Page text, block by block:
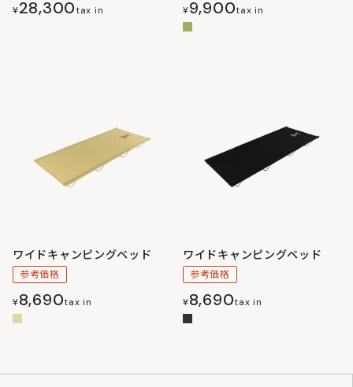
¥28,300tax in ¥9,900tax in
ワイドキャンピングベッド
参考価格
¥8,690tax in
ワイドキャンピングベッド
参考価格
¥8,690tax in